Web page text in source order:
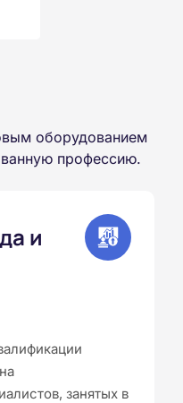
оборудованием
профессию.
и
занятых в